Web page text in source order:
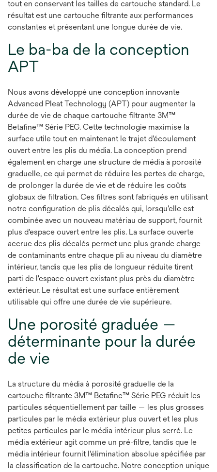
tout en conservant les tailles de cartouche standard. Le
résultat est une cartouche filtrante aux performances
constantes et présentant une longue durée de vie.
Le ba-ba de la conception
APT
Nous avons développé une conception innovante
Advanced Pleat Technology (APT) pour augmenter la
durée de vie de chaque cartouche filtrante 3M™
Betafine™ Série PEG. Cette technologie maximise la
surface utile tout en maintenant le trajet d'écoulement
ouvert entre les plis du média. La conception prend
également en charge une structure de média à porosité
graduelle, ce qui permet de réduire les pertes de charge,
de prolonger la durée de vie et de réduire les coûts
globaux de filtration. Ces filtres sont fabriqués en utilisant
notre configuration de plis décalés qui, lorsqu'elle est
combinée avec un nouveau matériau de support, fournit
plus d'espace ouvert entre les plis. La surface ouverte
accrue des plis décalés permet une plus grande charge
de contaminants entre chaque pli au niveau du diamètre
intérieur, tandis que les plis de longueur réduite tirent
parti de l'espace ouvert existant plus près du diamètre
extérieur. Le résultat est une surface entièrement
utilisable qui offre une durée de vie supérieure.
Une porosité graduée —
déterminante pour la durée
de vie
La structure du média à porosité graduelle de la
cartouche filtrante 3M™ Betafine™ Série PEG réduit les
particules séquentiellement par taille — les plus grosses
particules par le média extérieur plus ouvert et les plus
petites particules par le média intérieur plus serré. Le
média extérieur agit comme un pré-filtre, tandis que le
média intérieur fournit l'élimination absolue spécifiée par
la classification de la cartouche. Notre conception unique